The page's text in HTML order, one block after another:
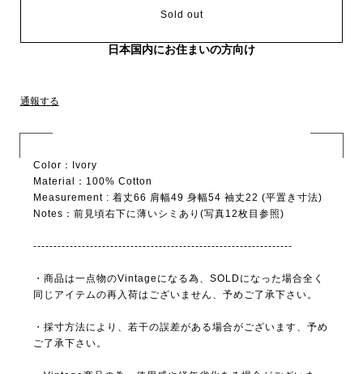
Sold out
日本国内にお住まいの方向け
通報する
Color：Ivory
Material：100% Cotton
Measurement : 着丈66 肩幅49 身幅54 袖丈22 (平置き寸法)
Notes：前見頃右下に薄いシミあり(写真12枚目参照)
----------------------------------------------------------------
・商品は一点物のVintageになる為、SOLDになった場合全く
同じアイテムの再入荷はございません、予めご了承下さい。
・採寸方法により、若干の誤差がある場合がございます、予め
ご了承下さい。